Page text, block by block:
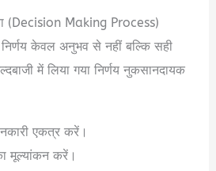
(Decision Making Process)
केवल अनुभव से नहीं बल्कि सही
में लिया गया निर्णय नुकसानदायक
एकत्र करें।
मूल्यांकन करें।